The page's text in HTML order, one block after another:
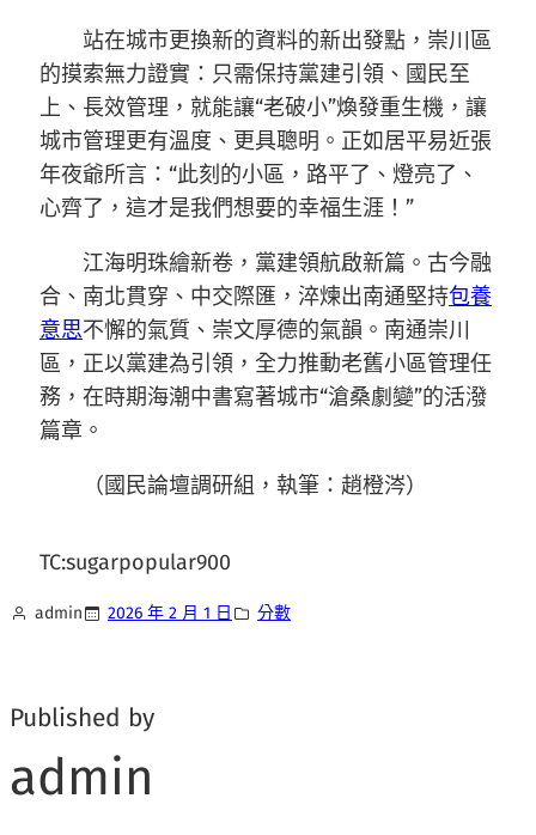
站在城市更換新的資料的新出發點，崇川區
的摸索無力證實：只需保持黨建引領、國民至
上、長效管理，就能讓“老破小”煥發重生機，讓
城市管理更有溫度、更具聰明。正如居平易近張
年夜爺所言：“此刻的小區，路平了、燈亮了、
心齊了，這才是我們想要的幸福生涯！”
江海明珠繪新卷，黨建領航啟新篇。古今融
合、南北貫穿、中交際匯，淬煉出南通堅持包養
意思不懈的氣質、崇文厚德的氣韻。南通崇川
區，正以黨建為引領，全力推動老舊小區管理任
務，在時期海潮中書寫著城市“滄桑劇變”的活潑
篇章。
（國民論壇調研組， 執筆：趙橙涔）
TC:sugarpopular900
admin 2026 年 2 月 1 日 分數
Published by
admin